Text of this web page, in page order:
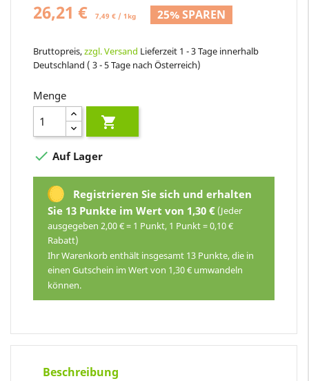
26,21 € 7,49 € / 1kg 25% SPAREN
Bruttopreis,zzgl. Versand Lieferzeit 1 - 3 Tage innerhalb
Deutschland ( 3 - 5 Tage nach Österreich)
Menge

 Auf Lager
Registrieren Sie sich und erhalten
Sie 13 Punkte im Wert von 1,30 € (Jeder
ausgegeben 2,00 € = 1 Punkt, 1 Punkt = 0,10 €
Rabatt)
Ihr Warenkorb enthält insgesamt 13 Punkte, die in
einen Gutschein im Wert von 1,30 € umwandeln
können.
Beschreibung